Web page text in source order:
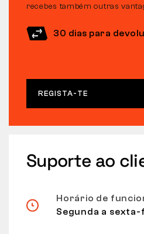
recebes também outras
30 dias para
REGISTA-TE
Suporte ao
Horário de
Segunda a